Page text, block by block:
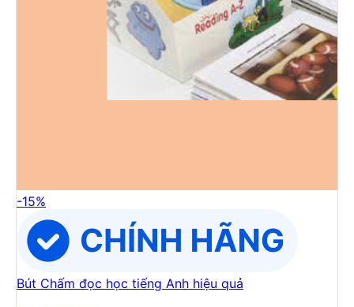
-15%
Bút Chấm đọc học tiếng Anh hiệu quả